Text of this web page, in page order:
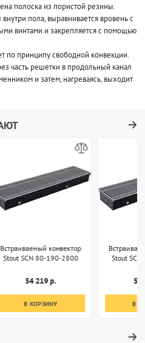
полоска из пористой резины.
внутри пола, выравнивается вровень с
винтами и закрепляется с помощью
по принципу свободной конвекции.
часть решетки в продольный канал
и затем, нагреваясь, выходит
Встраиваемый конвектор
Stout SCN 80-190-2800
54 219 р.
В КОРЗИНУ
Stout
50
В